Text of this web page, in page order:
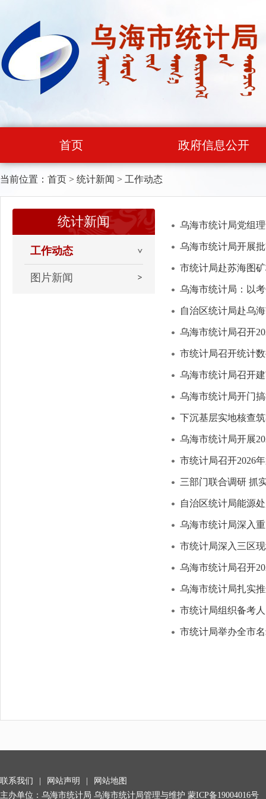
首页 政府信息公开
当前位置： 首页 > 统计新闻 > 工作动态
统计新闻
工作动态
图片新闻
乌海市统计局党组
乌海市统计局开展
市统计局赴苏海图
乌海市统计局：以
自治区统计局赴乌
乌海市统计局召开
市统计局召开统计
乌海市统计局召开
乌海市统计局开门
下沉基层实地核查
乌海市统计局开展
市统计局召开2026
三部门联合调研 抓
自治区统计局能源
乌海市统计局深入
市统计局深入三区
乌海市统计局召开
乌海市统计局扎实
市统计局组织备考
市统计局举办全市
联系我们 网站声明
网站地图
主办单位：乌海市统计局 乌海市统计局管理与维护 蒙ICP备19004016号